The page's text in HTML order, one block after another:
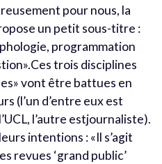
pour nous, la
un petit sous-titre :
programmation
trois disciplines
vont être battues en
(l’un d’entre eux est
l’autre estjournaliste).
intentions : «Il s’agit
revues ‘grand public’